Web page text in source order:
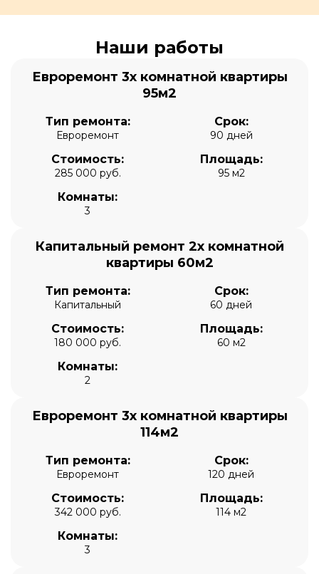
Наши работы
Евроремонт 3х комнатной квартиры
95м2
Тип ремонта:
Евроремонт
Срок:
90 дней
Стоимость:
285 000 руб.
Площадь:
95 м2
Комнаты:
3
Капитальный ремонт 2х комнатной
квартиры 60м2
Тип ремонта:
Капитальный
Срок:
60 дней
Стоимость:
180 000 руб.
Площадь:
60 м2
Комнаты:
2
Евроремонт 3х комнатной квартиры
114м2
Тип ремонта:
Евроремонт
Срок:
120 дней
Стоимость:
342 000 руб.
Площадь:
114 м2
Комнаты:
3